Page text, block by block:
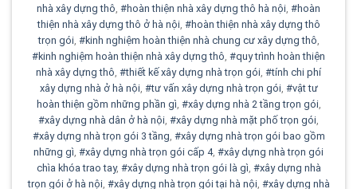
nhà xây dựng thô, #hoàn thiện nhà xây dựng thô hà nội, #hoàn
thiện nhà xây dựng thô ở hà nội, #hoàn thiện nhà xây dựng thô
trọn gói, #kinh nghiệm hoàn thiện nhà chung cư xây dựng thô,
#kinh nghiệm hoàn thiện nhà xây dựng thô, #quy trình hoàn thiện
nhà xây dựng thô, #thiết kế xây dựng nhà trọn gói, #tính chi phí
xây dựng nhà ở hà nội, #tư vấn xây dựng nhà trọn gói, #vật tư
hoàn thiện gồm những phần gì, #xây dựng nhà 2 tầng trọn gói,
#xây dựng nhà dân ở hà nội, #xây dựng nhà mặt phố trọn gói,
#xây dựng nhà trọn gói 3 tầng, #xây dựng nhà trọn gói bao gồm
những gì, #xây dựng nhà trọn gói cấp 4, #xây dựng nhà trọn gói
chìa khóa trao tay, #xây dựng nhà trọn gói là gì, #xây dựng nhà
trọn gói ở hà nội, #xây dựng nhà trọn gói tại hà nội, #xây dựng nhà